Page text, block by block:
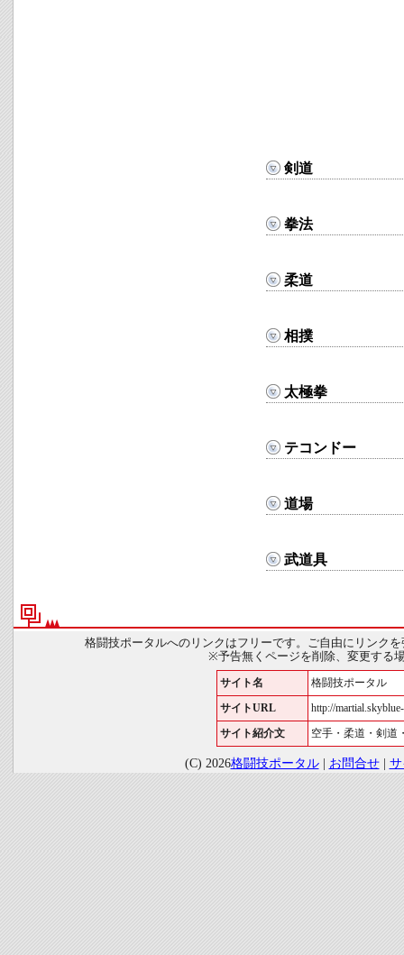
剣道
拳法
柔道
相撲
太極拳
テコンドー
道場
武道具
格闘技ポータルへのリンクはフリーです。ご自由にリンク
※予告無くページを削除、変更する
サイト名 格闘技ポータル
サイトURL http://
サイト紹介文 空手・柔道・剣道
(C) 2026格闘技ポータル| お問合せ|